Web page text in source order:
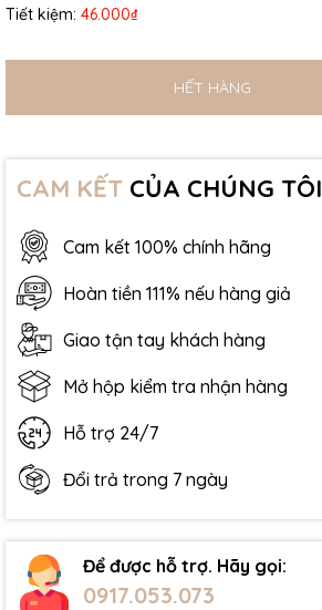
Tiết kiệm: 46.000₫
HẾT HÀNG
CAM KẾT CỦA CHÚNG TÔI
Cam kết 100% chính hãng
Hoàn tiền 111% nếu hàng giả
Giao tận tay khách hàng
Mở hộp kiểm tra nhận hàng
Hỗ trợ 24/7
Đổi trả trong 7 ngày
Để được hỗ trợ. Hãy gọi:
0917.053.073